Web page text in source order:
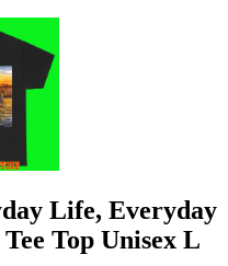
Life, Everyday
Top Unisex L